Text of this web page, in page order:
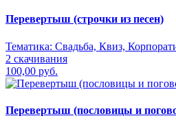
Перевертыш (строчки из песен)
Тематика: Свадьба, Квиз,
2 скачивания
100,00 руб.
Перевертыш (пословицы и